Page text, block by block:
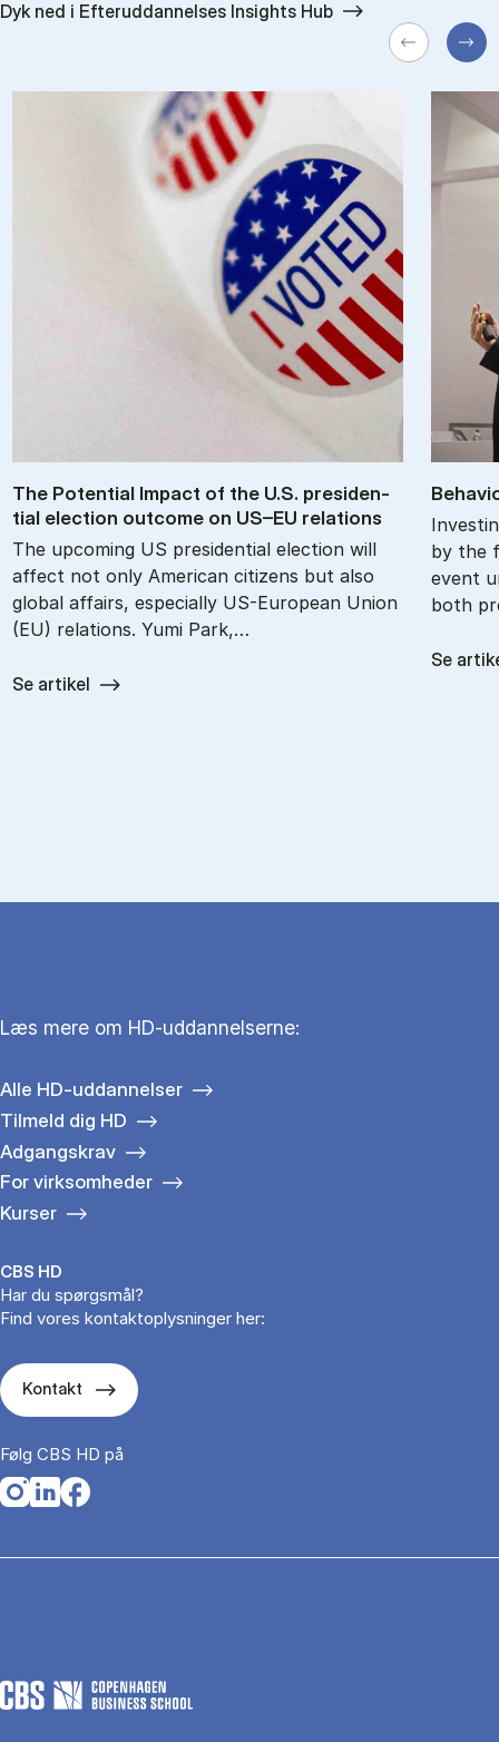
Dyk ned i Efteruddannelses Insights Hub
The Po­ten­tial Im­pact of the U.S. pres­id­en­
tial elec­tion out­come on US–EU re­la­tions
The upcoming US presidential election will
affect not only American citizens but also
global affairs, especially US-European Union
(EU) relations. Yumi Park,…
Se artikel
by the
event
both
Se
Læs mere om HD-uddannelserne:
Alle HD-uddannelser
Tilmeld dig HD
Adgangskrav
For virksomheder
Kurser
CBS HD
Har du spørgsmål?
Find vores kontaktoplysninger her:
Kontakt
Følg CBS HD på
Opens in a new tab
Opens in a new tab
Opens in a new tab